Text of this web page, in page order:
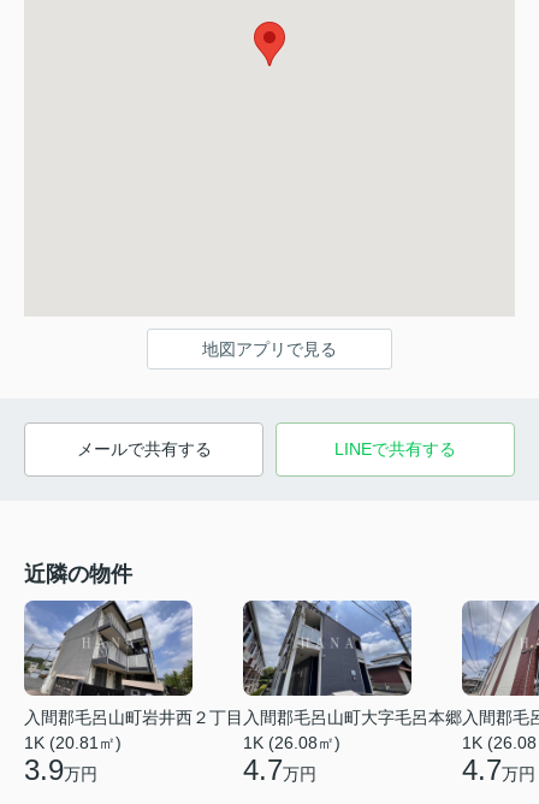
地図アプリで見る
メールで共有する LINEで共有する
近隣の物件
入間郡毛呂山町岩井西２丁目
1K (20.81㎡)
3.9万円
入間郡毛呂山町大字毛呂本郷
1K (26.08㎡)
4.7万円
入間郡毛
1K
4.7万円